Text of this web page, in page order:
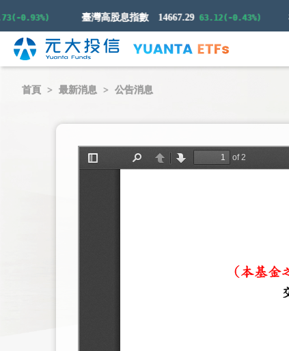
0.93%) 臺灣高股息指數 14667.29 63.12(-0.43%)
首頁 最新消息 公告消息